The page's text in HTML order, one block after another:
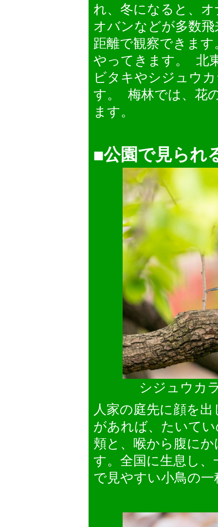
れ、冬になると、
オバンなどが多数
距離で観察できま
やってきます。 北
ビタキやシジュウ
す。 梅林では、花
ます。
◼︎公園で見られ
シジュウカ
人家の庭先に顔を
があれば、たいて
頬と、喉から腹に
す。全国に生息し
で見やすい小鳥の